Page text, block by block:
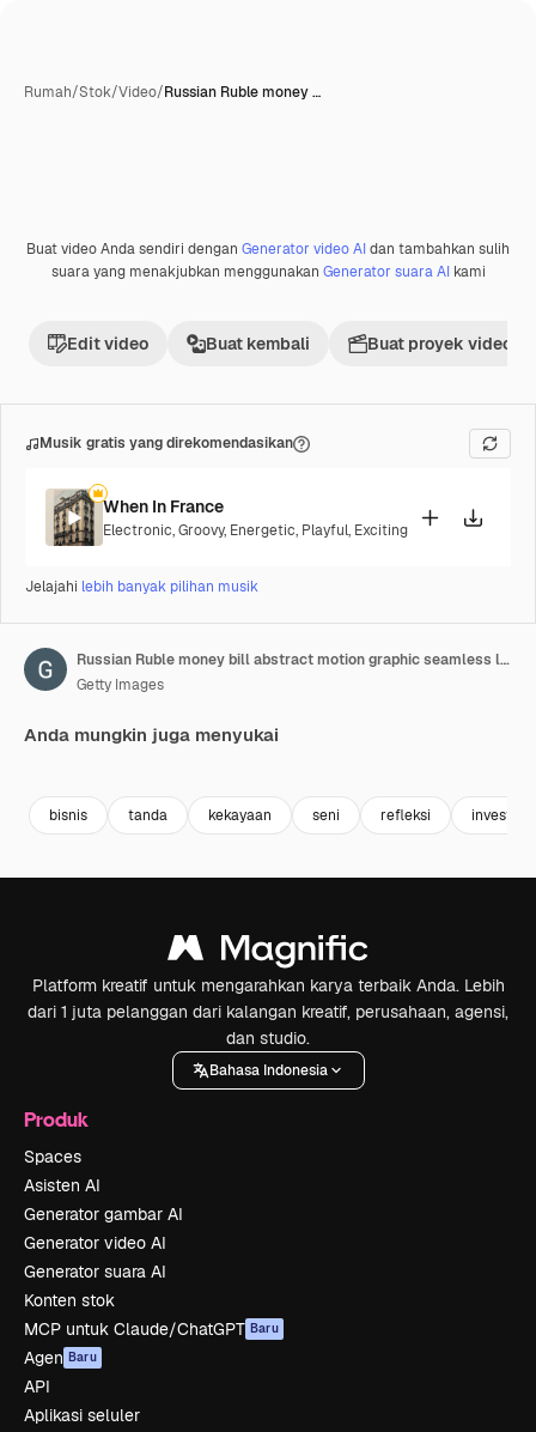
Rumah/Stok/Video/Russian Ruble money …
Premium
Buat video Anda sendiri dengan Generator video AIdan tambahkan sulih
suara yang menakjubkan menggunakan Generator suara AIkami
Edit video Buat kembali Buat proyek video
Musik gratis yang direkomendasikan
When In France
Electronic,Groovy, Energetic, Playful, Exciting
Jelajahi lebih banyak pilihan musik
Russian Ruble money bill abstract motion graphic seamless loop mosaic. Creative business animation background
Getty Images
Anda mungkin juga menyukai
bisnis tanda kekayaan seni refleksi investasi
Platform kreatif untuk mengarahkan karya terbaik Anda. Lebih
dari 1 juta pelanggan dari kalangan kreatif, perusahaan, agensi,
dan studio.
Bahasa Indonesia
Produk
Spaces
Asisten AI
Generator gambar AI
Generator video AI
Generator suara AI
Konten stok
MCP untuk Claude/ChatGPT Baru
Agen Baru
API
Aplikasi seluler